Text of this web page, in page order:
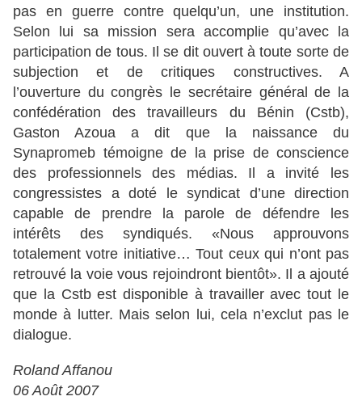
pas en guerre contre quelqu’un, une institution.
Selon lui sa mission sera accomplie qu’avec la
participation de tous. Il se dit ouvert à toute sorte de
subjection et de critiques constructives. A
l’ouverture du congrès le secrétaire général de la
confédération des travailleurs du Bénin (Cstb),
Gaston Azoua a dit que la naissance du
Synapromeb témoigne de la prise de conscience
des professionnels des médias. Il a invité les
congressistes a doté le syndicat d’une direction
capable de prendre la parole de défendre les
intérêts des syndiqués. «Nous approuvons
totalement votre initiative… Tout ceux qui n’ont pas
retrouvé la voie vous rejoindront bientôt». Il a ajouté
que la Cstb est disponible à travailler avec tout le
monde à lutter. Mais selon lui, cela n’exclut pas le
dialogue.
Roland Affanou
06 Août 2007